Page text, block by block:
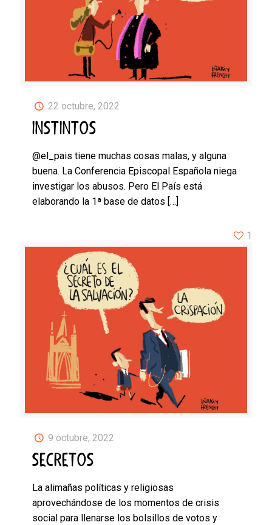
22 octubre, 2022
INSTINTOS
@el_pais tiene muchas cosas malas, y alguna
buena. La Conferencia Episcopal Española niega
investigar los abusos. Pero El País está
elaborando la 1ª base de datos […]
9 octubre, 2022
SECRETOS
La alimañas políticas y religiosas
aprovechándose de los momentos de crisis
social para llenarse los bolsillos de votos y
1